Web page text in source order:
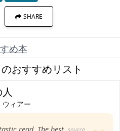
SHARE
め本
おすすめリスト
ウィアー